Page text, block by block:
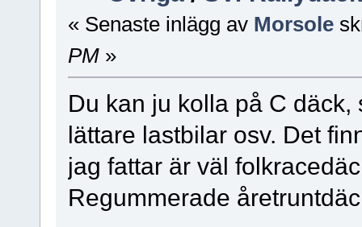
« Senaste inlägg av Morsole
PM»
Du kan ju kolla på C
lättare lastbilar osv. Det
jag fattar är väl
Regummerade